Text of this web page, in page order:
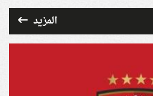
المزيد